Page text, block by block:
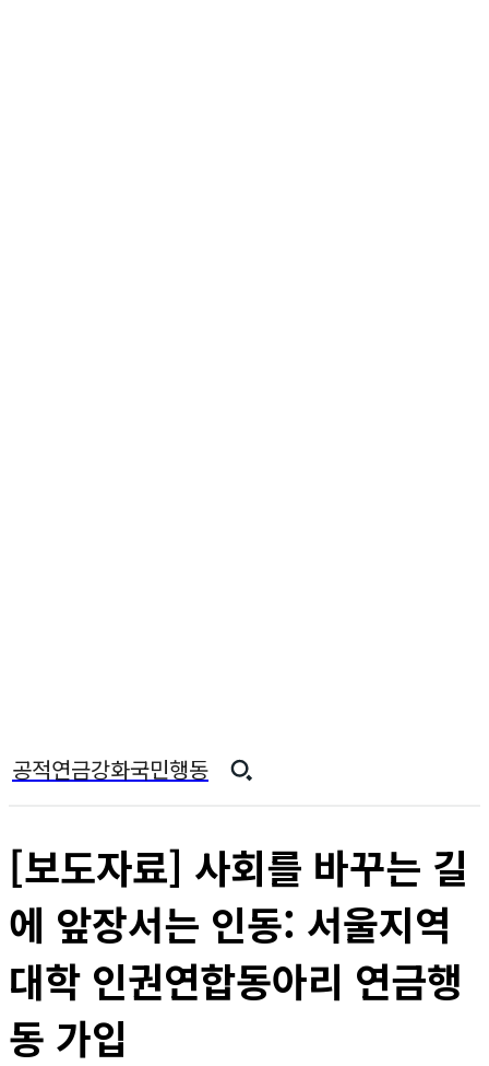
공적연금강화국민행동
[보도자료] 사회를 바꾸는 길
에 앞장서는 인동: 서울지역
대학 인권연합동아리 연금행
동 가입